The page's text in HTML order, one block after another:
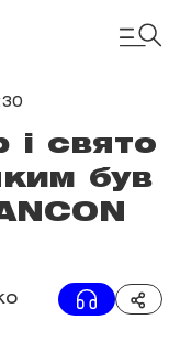
і свято
був